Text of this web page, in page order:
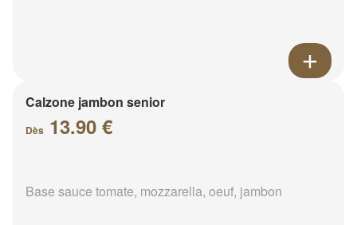
Calzone jambon senior
Dès 13.90 €
Base sauce tomate, mozzarella, oeuf, jambon